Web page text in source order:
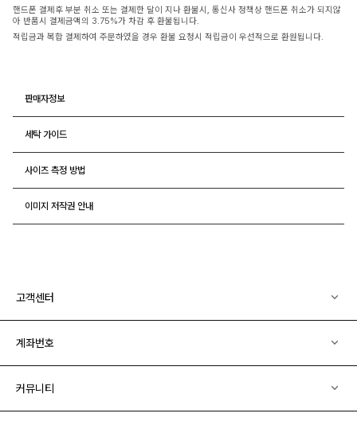
핸드폰 결제후 부분 취소 또는 결제한 달이 지나 환불시, 통신사 정책상 핸드폰 취소가 되지않
아 반품시 결제금액의 3.75%가 차감 후 환불됩니다.
적립금과 복합 결제하여 주문하였을 경우 환불 요청시 적립금이 우선적으로 환원됩니다.
판매자정보
세탁 가이드
사이즈 측정 방법
이미지 저작권 안내
고객센터
계좌번호
커뮤니티